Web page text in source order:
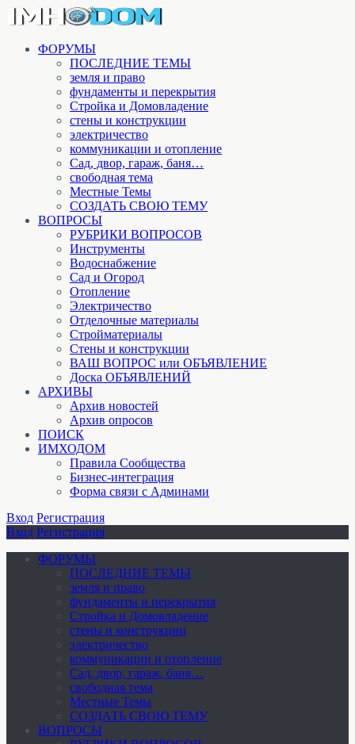
ФОРУМЫ
ПОСЛЕДНИЕ ТЕМЫ
земля и право
фундаменты и перекрытия
Стройка и Домовладение
стены и конструкции
электричество
коммуникации и отопление
Cад, двор, гараж, баня…
свободная тема
Местные Темы
СОЗДАТЬ СВОЮ ТЕМУ
ВОПРОСЫ
РУБРИКИ ВОПРОСОВ
Инструменты
Водоснабжение
Сад и Огород
Отопление
Электричество
Отделочные материалы
Стройматериалы
Стены и конструкции
ВАШ ВОПРОС или ОБЪЯВЛЕНИЕ
Доска ОБЪЯВЛЕНИЙ
АРХИВЫ
Архив новостей
Архив опросов
ПОИСК
ИМХОДОМ
Правила Сообщества
Бизнес-интеграция
Форма связи с Админами
Вход Регистрация
Вход Регистрация
ФОРУМЫ
ПОСЛЕДНИЕ ТЕМЫ
земля и право
фундаменты и перекрытия
Стройка и Домовладение
стены и конструкции
электричество
коммуникации и отопление
Cад, двор, гараж, баня…
свободная тема
Местные Темы
СОЗДАТЬ СВОЮ ТЕМУ
ВОПРОСЫ